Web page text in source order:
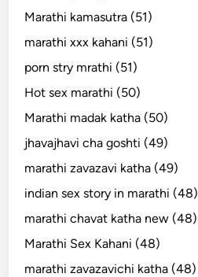
Marathi kamasutra (51)
marathi xxx kahani (51)
porn stry mrathi (51)
Hot sex marathi (50)
Marathi madak katha (50)
jhavajhavi cha goshti (49)
marathi zavazavi katha (49)
indian sex story in marathi (48)
marathi chavat katha new (48)
Marathi Sex Kahani (48)
marathi zavazavichi katha (48)